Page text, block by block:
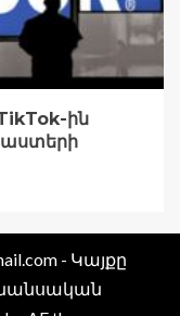
ին
- Կայքը